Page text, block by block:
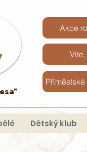
Akce
Dětský klub